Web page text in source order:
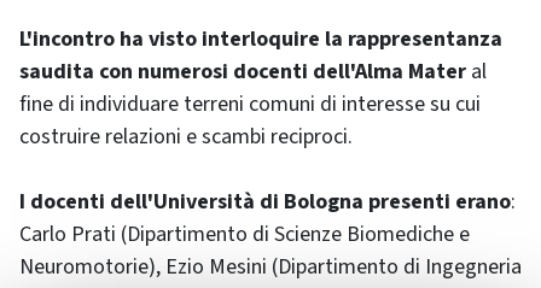
L'incontro ha visto interloquire la rappresentanza
saudita con numerosi docenti dell'Alma Mater al
fine di individuare terreni comuni di interesse su cui
costruire relazioni e scambi reciproci.
I docenti dell'Università di Bologna presenti erano:
Carlo Prati (Dipartimento di Scienze Biomediche e
Neuromotorie), Ezio Mesini (Dipartimento di Ingegneria